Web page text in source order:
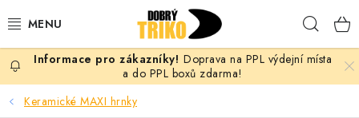
na
PRO ŽENY
PRO MUŽE
Doprava na PPL výdejní místa
a do PPL boxů zdarma!
Keramické MAXI hrnky